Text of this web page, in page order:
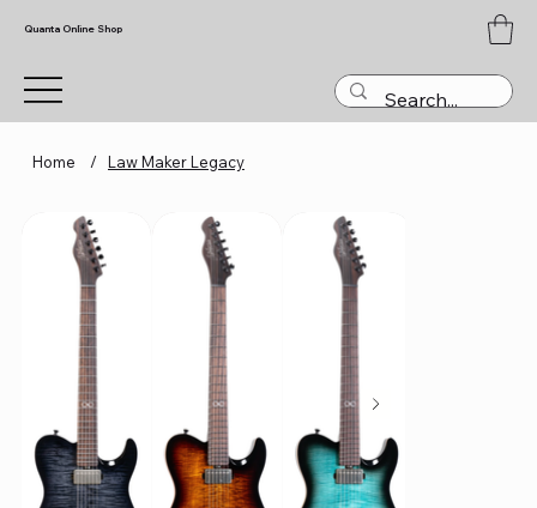
Quanta Online Shop
Home / Law Maker Legacy